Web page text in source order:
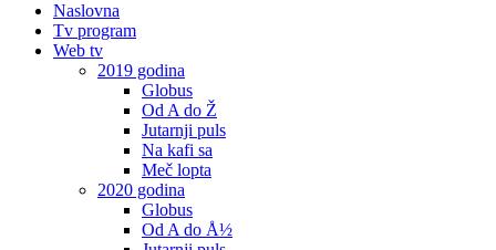
Naslovna
Tv program
Web tv
2019 godina
Globus
Od A do Ž
Jutarnji puls
Na kafi sa
Meč lopta
2020 godina
Globus
Od A do Å½